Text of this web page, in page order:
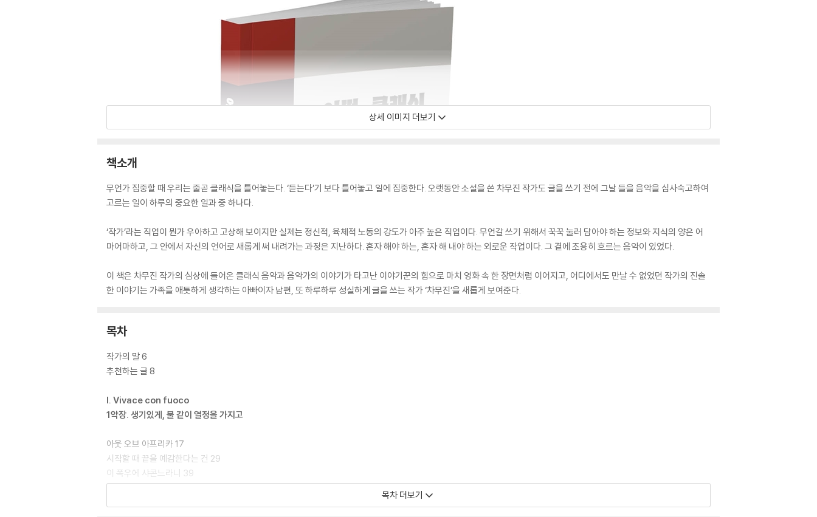
상세 이미지 더보기
책소개
무언가 집중할 때 우리는 줄곧 클래식을 틀어놓는다. ‘듣는다’기 보다 틀어놓고 일에 집중한다. 오랫동안 소설을 쓴 차무진 작가도 글을 쓰기 전에 그날 들을 음악을 심사숙고하여
고르는 일이 하루의 중요한 일과 중 하나다.
‘작가’라는 직업이 뭔가 우아하고 고상해 보이지만 실제는 정신적, 육체적 노동의 강도가 아주 높은 직업이다. 무언갈 쓰기 위해서 꾹꾹 눌러 담아야 하는 정보와 지식의 양은 어
마어마하고, 그 안에서 자신의 언어로 새롭게 써 내려가는 과정은 지난하다. 혼자 해야 하는, 혼자 해 내야 하는 외로운 작업이다. 그 곁에 조용히 흐르는 음악이 있었다.
이 책은 차무진 작가의 심상에 들어온 클래식 음악과 음악가의 이야기가 타고난 이야기꾼의 힘으로 마치 영화 속 한 장면처럼 이어지고, 어디에서도 만날 수 없었던 작가의 진솔
한 이야기는 가족을 애틋하게 생각하는 아빠이자 남편, 또 하루하루 성실하게 글을 쓰는 작가 ‘차무진’을 새롭게 보여준다.
목차
작가의 말 6
추천하는 글 8
I. Vivace con fuoco
1악장. 생기있게, 불 같이 열정을 가지고
아웃 오브 아프리카 17
시작할 때 끝을 예감한다는 건 29
이 폭우에 샤콘느라니 39
자클린의 눈물 45
목차 더보기